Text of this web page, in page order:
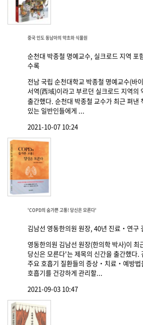
중국 인도 동남아의 약초와 식물원
순천대 박종철 명예교수, 실크로드 지역 포
수록
전남 국립 순천대학교 박종철 명예교수(바
서역(西域)이라고 부르던 실크로드 지역의
출간했다. 순천대 박종철 교수가 최근 펴낸
있는 일반인들에게 ...
2021-10-07 10:24
'COPD의 숨가쁜 고통! 당신은 모른다'
김남선 영동한의원 원장, 40년 진료‧연구
영동한의원 김남선 원장(한의학 박사)이
당신은 모른다'는 제목의 신간을 출간했다.
주요 호흡기 질환들의 증상‧치료‧예방법
호흡기를 건강하게 관리할...
2021-09-03 10:47